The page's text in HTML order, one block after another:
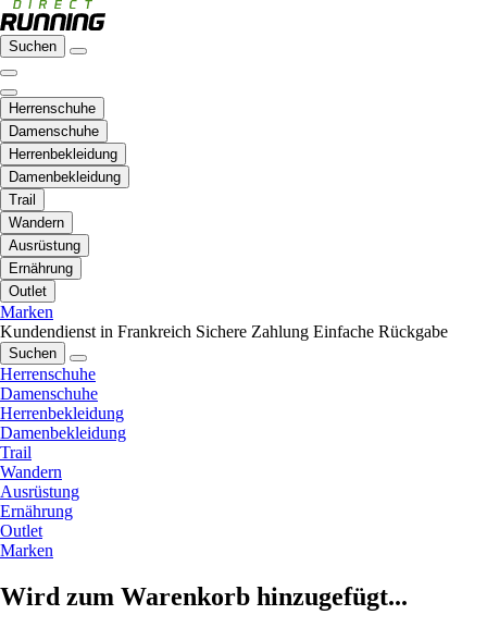
Suchen
Herrenschuhe
Damenschuhe
Herrenbekleidung
Damenbekleidung
Trail
Wandern
Ausrüstung
Ernährung
Outlet
Marken
Kundendienst in Frankreich Sichere Zahlung Einfache Rückgabe
Suchen
Herrenschuhe
Damenschuhe
Herrenbekleidung
Damenbekleidung
Trail
Wandern
Ausrüstung
Ernährung
Outlet
Marken
Wird zum Warenkorb hinzugefügt...